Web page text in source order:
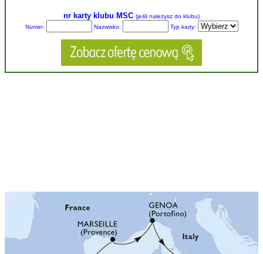
nr karty klubu MSC (jeśli należysz do klubu)
Numer:
Nazwisko: Typ karty: